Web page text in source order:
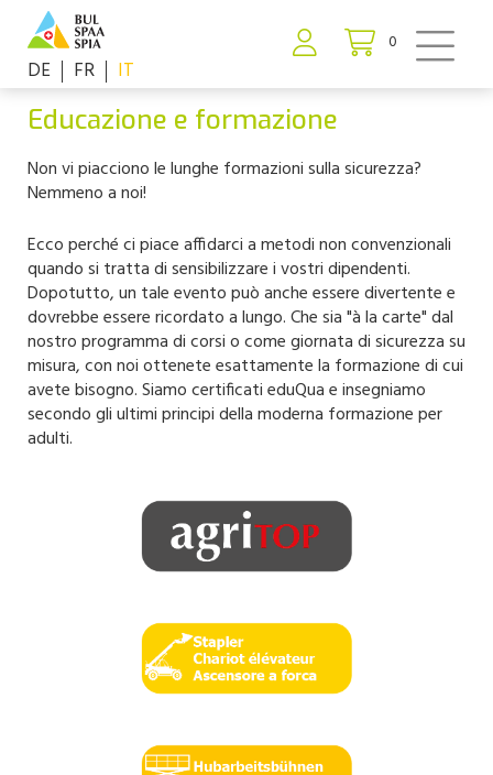
0
DE FR IT
Educazione e formazione
Non vi piacciono le lunghe formazioni sulla sicurezza?
Nemmeno a noi!
Ecco perché ci piace affidarci a metodi non convenzionali
quando si tratta di sensibilizzare i vostri dipendenti.
Dopotutto, un tale evento può anche essere divertente e
dovrebbe essere ricordato a lungo. Che sia "à la carte" dal
nostro programma di corsi o come giornata di sicurezza su
misura, con noi ottenete esattamente la formazione di cui
avete bisogno. Siamo certificati eduQua e insegniamo
secondo gli ultimi principi della moderna formazione per
adulti.